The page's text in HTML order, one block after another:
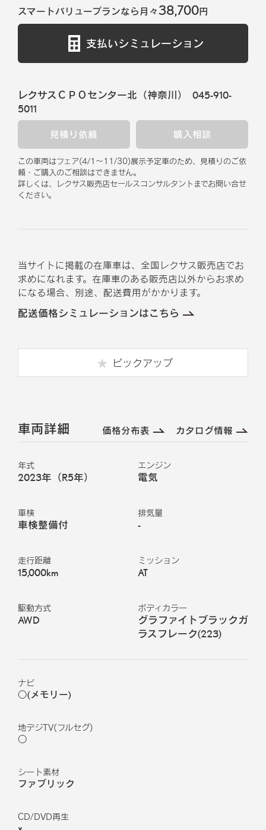
スマートバリュープランなら月々38,700円
支払いシミュレーション
レクサスＣＰＯセンター北（神奈川） 045-910-
5011
見積り依頼 購入相談
この車両はフェア(4/1 ～11/30)展示予定車のため、見積りのご依
頼・ご購入のご相談はできません。
詳しくは、レクサス販売店セールスコンサルタントまでお問い合せ
ください。
当サイトに掲載の在庫車は、全国レクサス販売店でお
求めになれます。在庫車のある販売店以外からお求め
になる場合、別途、配送費用がかかります。
配送価格シミュレーションはこちら
ピックアップ
車両詳細 価格分布表 カタログ情報
年式
2023年（R5年）
エンジン
電気
車検
車検整備付
排気量
-
走行距離
15,000km
ミッション
AT
駆動方式
AWD
ボディカラー
グラファイトブラックガ
ラスフレーク(223)
ナビ
○(メモリー)
地デジTV(フルセグ)
○
シート素材
ファブリック
CD/DVD再生